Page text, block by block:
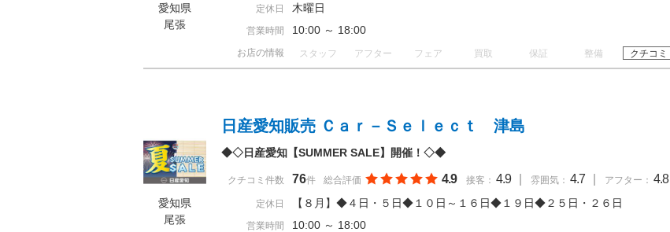
愛知県
尾張
定休日 木曜日
営業時間 10:00 ～ 18:00
お店の情報 スタッフ アフター フェア 買取 保証 整備 クチコミ
愛知県
尾張
日産愛知販売 Ｃａｒ－Ｓｅｌｅｃｔ 津島
◆◇日産愛知【SUMMER SALE】開催！◇◆
クチコミ件数 76件 総合評価 4.9 接客： 4.9 雰囲気： 4.7 アフター： 4.8
定休日 【８月】◆４日・５日◆１０日～１６日◆１９日◆２５日・２６日
営業時間 10:00 ～ 18:00